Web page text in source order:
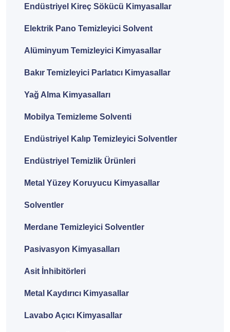
Endüstriyel Kireç Sökücü Kimyasallar
Elektrik Pano Temizleyici Solvent
Alüminyum Temizleyici Kimyasallar
Bakır Temizleyici Parlatıcı Kimyasallar
Yağ Alma Kimyasalları
Mobilya Temizleme Solventi
Endüstriyel Kalıp Temizleyici Solventler
Endüstriyel Temizlik Ürünleri
Metal Yüzey Koruyucu Kimyasallar
Solventler
Merdane Temizleyici Solventler
Pasivasyon Kimyasalları
Asit İnhibitörleri
Metal Kaydırıcı Kimyasallar
Lavabo Açıcı Kimyasallar